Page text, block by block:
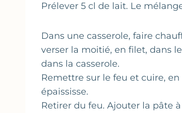
Prélever 5 cl de lait. Le
Dans une casserole, faire
verser la moitié, en filet, dans
dans la casserole.
Remettre sur le feu et cuire,
épaississe.
Retirer du feu. Ajouter la pâte